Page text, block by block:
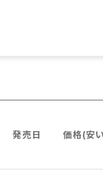
発売日 価格(安